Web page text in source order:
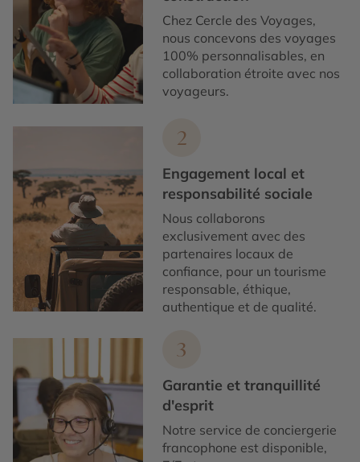
Chez Cercle des Voyages,
nous concevons des voyages
100% personnalisables, en
collaboration étroite avec nos
voyageurs.
2
Engagement local et
responsabilité sociale
Nous collaborons
exclusivement avec des
partenaires locaux de
confiance, pour un tourisme
responsable, éthique,
authentique et de qualité.
3
Garantie et tranquillité
d'esprit
Notre service de conciergerie
francophone est disponible,